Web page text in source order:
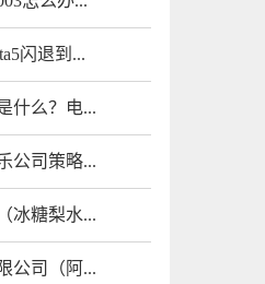
闪退到...
什么？电...
公司策略...
冰糖梨水...
公司（阿...